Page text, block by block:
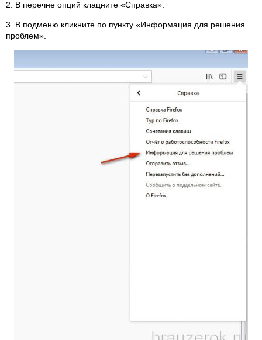
2. В перечне опций клацните «Справка».
3. В подменю кликните по пункту «Информация для решения
проблем».